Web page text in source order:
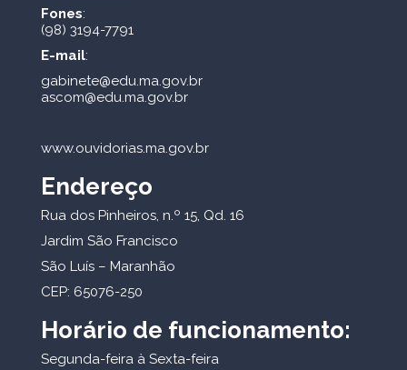
Fones:
(98) 3194-7791
E-mail:
gabinete@edu.ma.gov.br
ascom@edu.ma.gov.br
www.ouvidorias.ma.gov.br
Endereço
Rua dos Pinheiros, n.º 15, Qd. 16
Jardim São Francisco
São Luís – Maranhão
CEP: 65076-250
Horário de funcionamento:
Segunda-feira à Sexta-feira